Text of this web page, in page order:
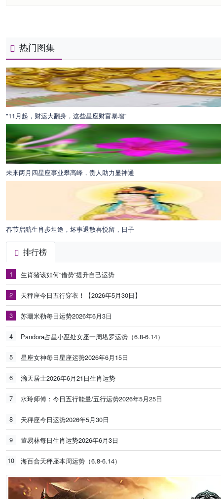
热门图集
"11月起，财运大翻身，这些星座财富暴增"
未来两月四星座事业攀高峰，贵人助力显神通
春节启航生肖步坦途，坏事退散喜悦留，日子
排行榜
1 生肖猪该如何“借势”提升自己运势
2 天秤座今日五行穿衣！【2026年5月30日】
3 苏珊米勒每日运势2026年6月3日
4 Pandora占星小巫处女座一周塔罗运势（6.8-6.14）
5 星座女神每日星座运势2026年6月15日
6 滴天居士2026年6月21日生肖运势
7 水玲师傅：今日五行能量/五行运势2026年5月25日
8 天秤座今日运势2026年5月30日
9 董易林每日生肖运势2026年6月3日
10 海百合天秤座本周运势（6.8-6.14）